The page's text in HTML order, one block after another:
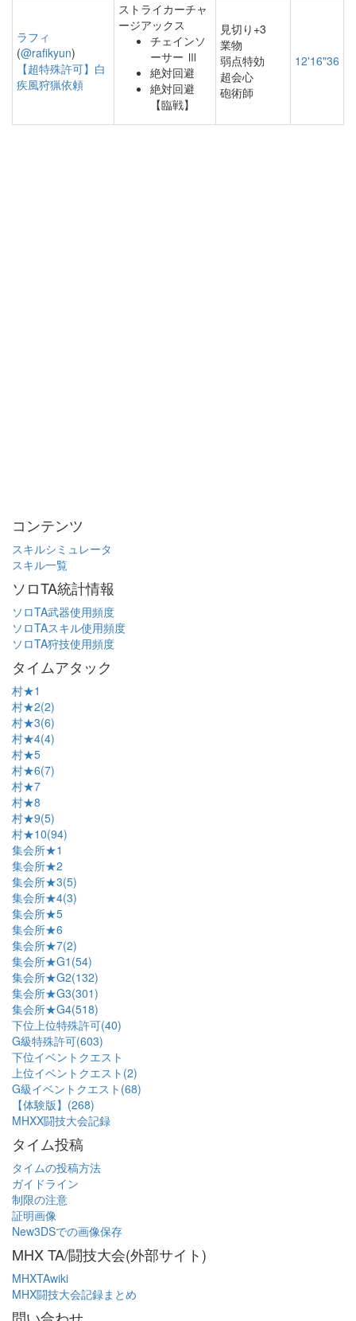
ラフィ
(@rafikyun)
【超特殊許可】白
疾風狩猟依頼
ストライカーチャ
ージアックス
チェインソ
ーサー Ⅲ
絶対回避
絶対回避
【臨戦】
見切り+3
業物
弱点特効
超会心
砲術師
12'16"36
コンテンツ
スキルシミュレータ
スキル一覧
ソロTA統計情報
ソロTA武器使用頻度
ソロTAスキル使用頻度
ソロTA狩技使用頻度
タイムアタック
村★1
村★2(2)
村★3(6)
村★4(4)
村★5
村★6(7)
村★7
村★8
村★9(5)
村★10(94)
集会所★1
集会所★2
集会所★3(5)
集会所★4(3)
集会所★5
集会所★6
集会所★7(2)
集会所★G1(54)
集会所★G2(132)
集会所★G3(301)
集会所★G4(518)
下位上位特殊許可(40)
G級特殊許可(603)
下位イベントクエスト
上位イベントクエスト(2)
G級イベントクエスト(68)
【体験版】(268)
MHXX闘技大会記録
タイム投稿
タイムの投稿方法
ガイドライン
制限の注意
証明画像
New3DSでの画像保存
MHX TA/闘技大会(外部サイト)
MHXTAwiki
MHX闘技大会記録まとめ